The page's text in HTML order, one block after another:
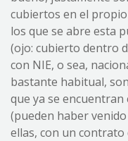
cubiertos en el
los que se abre esta
(ojo: cubierto dentro
con NIE, o sea,
bastante habitual,
que ya se
(pueden haber
ellas, con un contrato